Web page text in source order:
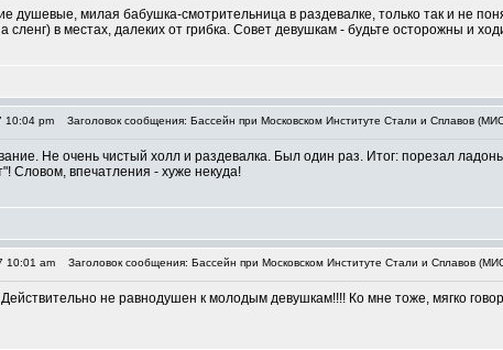
душевые, милая бабушка-смотрительница в раздевалке, только так и не
сленг) в местах, далеких от грибка. Совет девушкам - будьте осторожны и
10:04 pm Заголовок сообщения: Бассейн при Московском Институте Стали и Сплавов
Не очень чистый холл и раздевалка. Был один раз. Итог: порезал
Словом, впечатления - хуже некуда!
10:01 am Заголовок сообщения: Бассейн при Московском Институте Стали и Сплавов
не равнодушен к молодым девушкам!!!! Ко мне тоже, мягко